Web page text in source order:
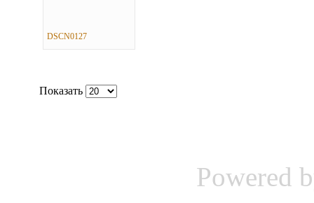
DSCN0127
Показать
Powered